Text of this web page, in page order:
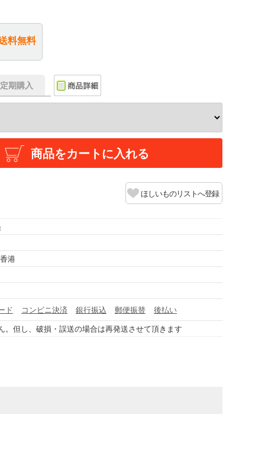
料無料
期購入
商品をカートに入れる
ほしいものリストへ登録
港
ド コンビニ決済 銀行振込 郵便振替
後払い
。但し、破損・誤送の場合は再発送させて頂きます